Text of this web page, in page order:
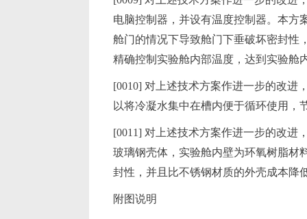
电脑控制器，并设有温度控制器。本方
舱门的情况下导致舱门下垂破坏密封性
精确控制实验舱内部温度，达到实验舱
[0010] 对上述技术方案作进一步的改进
以将冷凝水集中在槽内便于循环使用，
[0011] 对上述技术方案作进一步的改进
玻璃钢壳体，实验舱内壁为环氧树脂材
封性，并且比不锈钢材质的外壳成本降
附图说明